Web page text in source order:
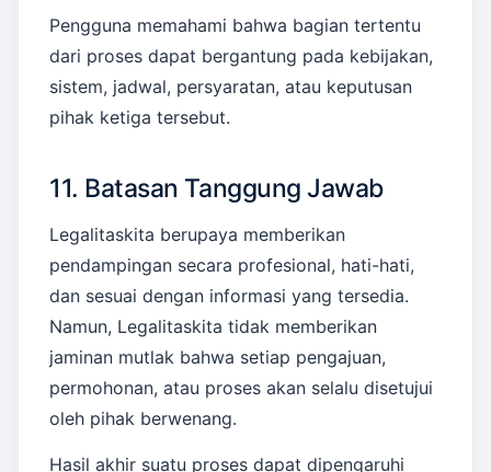
Pengguna memahami bahwa bagian tertentu
dari proses dapat bergantung pada kebijakan,
sistem, jadwal, persyaratan, atau keputusan
pihak ketiga tersebut.
11. Batasan Tanggung Jawab
Legalitaskita berupaya memberikan
pendampingan secara profesional, hati-hati,
dan sesuai dengan informasi yang tersedia.
Namun, Legalitaskita tidak memberikan
jaminan mutlak bahwa setiap pengajuan,
permohonan, atau proses akan selalu disetujui
oleh pihak berwenang.
Hasil akhir suatu proses dapat dipengaruhi